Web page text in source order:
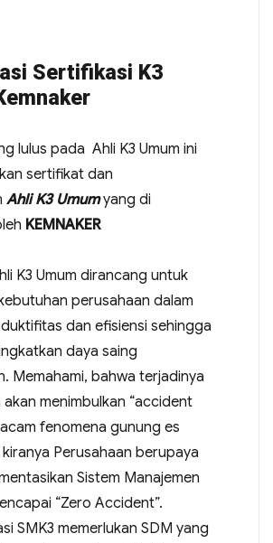
Sertifikasi K3
lulus pada Ahli K3 Umum ini
sertifikat dan
Ahli K3 Umumyang di
KEMNAKER
K3 Umum dirancang untuk
perusahaan dalam
dan efisiensi sehingga
daya saing
Memahami, bahwa terjadinya
menimbulkan “accident
fenomena gunung es
Perusahaan berupaya
Sistem Manajemen
“Zero Accident”.
SMK3 memerlukan SDM yang